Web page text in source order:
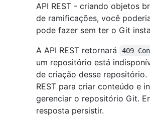
API REST - criando objetos
de ramificações, você
pode fazer sem ter o Git
A API REST retornará
409
um repositório está
de criação desse
REST para criar conteúdo e
gerenciar o repositório Git.
resposta persistir.